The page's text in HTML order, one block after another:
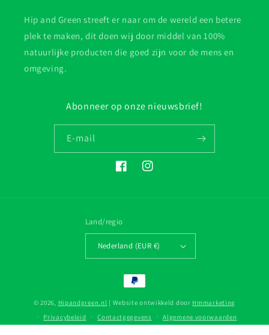
Hip and Green streeft er naar om de wereld een betere
plek te maken, dit doen wij door middel van 100%
natuurlijke producten die goed zijn voor de mens en
omgeving.
Abonneer op onze nieuwsbrief!
E‑mail
FacebookInstagram
Land/regio
Nederland (EUR €)
Betaalmethoden
© 2026, Hipandgreen.nl | Website ontwikkeld door Hmmarketing
Privacybeleid
Contactgegevens Algemene voorwaarden